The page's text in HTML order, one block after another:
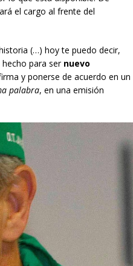
el cargo al frente del
(…) hoy te puedo decir,
para sernuevo
y ponerse de acuerdo en un
palabra, en una emisión